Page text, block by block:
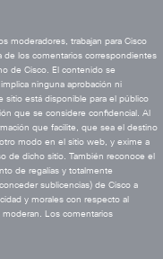
moderadores, trabajan para Cisco
de los comentarios correspondientes
de Cisco. El contenido se
ninguna aprobación ni
sitio está disponible para el público
que se considere confidencial. Al
que facilite, que sea el destino
modo en el sitio web, y exime a
de dicho sitio. También reconoce el
de regalías y totalmente
sublicencias) de Cisco a
y morales con respecto al
Los comentarios